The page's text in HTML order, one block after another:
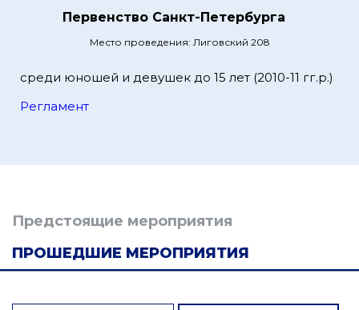
Первенство Санкт-Петербурга
Место проведения: Лиговский 208
среди юношей и девушек до 15 лет (2010-11 гг.р.)
Регламент
Предстоящие мероприятия
ПРОШЕДШИЕ МЕРОПРИЯТИЯ